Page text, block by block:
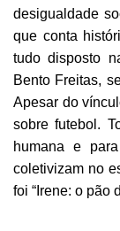
desigualdade
que conta
tudo disposto
Bento Freitas,
Apesar do
sobre futebol.
humana e
coletivizam no
foi “Irene: o pão